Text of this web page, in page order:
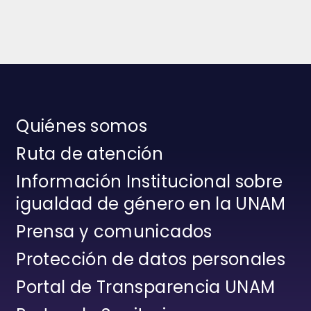
Quiénes somos
Ruta de atención
Información Institucional sobre
igualdad de género en la UNAM
Prensa y comunicados
Protección de datos personales
Portal de Transparencia UNAM